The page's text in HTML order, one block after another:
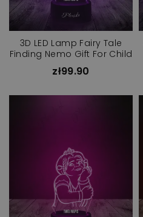
3D LED Lamp Fairy Tale
Finding Nemo Gift For Child
zł99.90